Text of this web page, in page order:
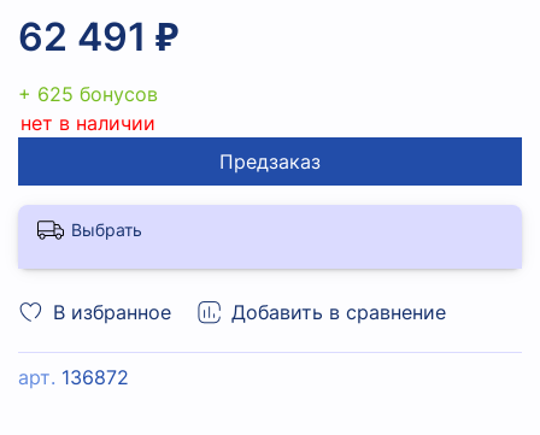
В избранное Добавить в сравнение
арт. 136872
62 491 ₽
+ 625 бонусов
нет в наличии
Предзаказ
Выбрать